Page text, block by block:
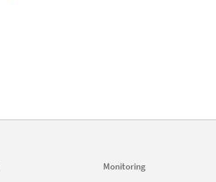
Monitoring